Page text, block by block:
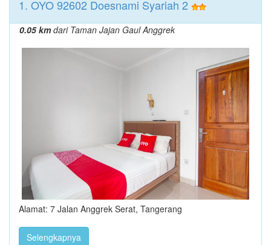
1. OYO 92602 Doesnami Syariah 2
0.05 kmdari Taman Jajan Gaul Anggrek
Alamat: 7 Jalan Anggrek Serat, Tangerang
Selengkapnya